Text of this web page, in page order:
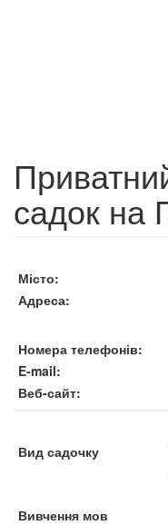
садок на
Місто
Адреса
Номера телефонів
E-mail
Веб-сайт
Вид садочку
Вивчення мов